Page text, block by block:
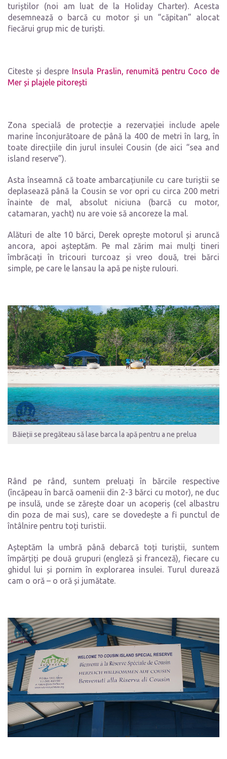
turiștilor (noi am luat de la Holiday Charter). Acesta
desemnează o barcă cu motor și un “căpitan” alocat
fiecărui grup mic de turiști.
Citeste și despre Insula Praslin, renumită pentru Coco de
Mer și plajele pitorești
Zona specială de protecție a rezervației include apele
marine înconjurătoare de până la 400 de metri în larg, în
toate direcțiile din jurul insulei Cousin (de aici “sea and
island reserve”).
Asta înseamnă că toate ambarcațiunile cu care turiștii se
deplasează până la Cousin se vor opri cu circa 200 metri
înainte de mal, absolut niciuna (barcă cu motor,
catamaran, yacht) nu are voie să ancoreze la mal.
Alături de alte 10 bărci, Derek oprește motorul și aruncă
ancora, apoi așteptăm. Pe mal zărim mai mulți tineri
îmbrăcați în tricouri turcoaz și vreo două, trei bărci
simple, pe care le lansau la apă pe niște rulouri.
Băieții se pregăteau să lase barca la apă pentru a ne prelua
Rând pe rând, suntem preluați în bărcile respective
(încăpeau în barcă oamenii din 2-3 bărci cu motor), ne duc
pe insulă, unde se zărește doar un acoperiș (cel albastru
din poza de mai sus), care se dovedește a fi punctul de
întâlnire pentru toți turistii.
Așteptăm la umbră până debarcă toți turiștii, suntem
împărțiți pe două grupuri (engleză și franceză), fiecare cu
ghidul lui și pornim în explorarea insulei. Turul durează
cam o oră – o oră și jumătate.